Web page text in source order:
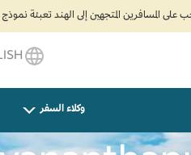
وكلاء السفر